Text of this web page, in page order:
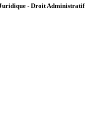
- Droit Administratif